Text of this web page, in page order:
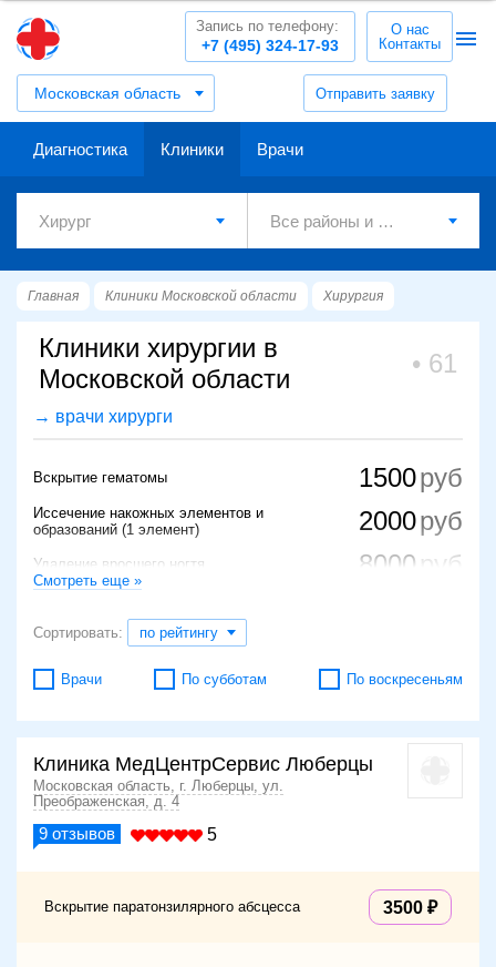
Московская область Отправить заявку
+7 (495) 324-17-93
Запись по телефону:
О нас
Контакты
Диагностика Клиники Врачи
Главная Клиники Московской области Хирургия
Клиники хирургии в
Московской области
61
→ врачи хирурги
Вскрытие гематомы 1500
Иссечение накожных элементов и
образований (1 элемент)
2000
Удаление вросшего ногтя 8000
Ушивание открытой раны
Хирургическое удаление папиллом 2300
Увеличение полового члена 41000
Смотреть еще »
Сортировать: по рейтингу
Врачи По субботам По воскресеньям
Клиника МедЦентрСервис Люберцы
Московская область, г. Люберцы, ул.
Преображенская, д. 4
9 отзывов 5
Вскрытие паратонзилярного абсцесса 3500